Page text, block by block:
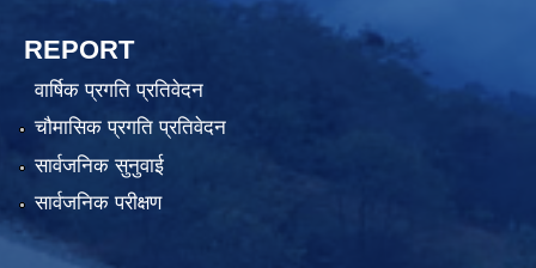
REPORT
वार्षिक प्रगति प्रतिवेदन
चौमासिक प्रगति प्रतिवेदन
सार्वजनिक सुनुवाई
सार्वजनिक परीक्षण